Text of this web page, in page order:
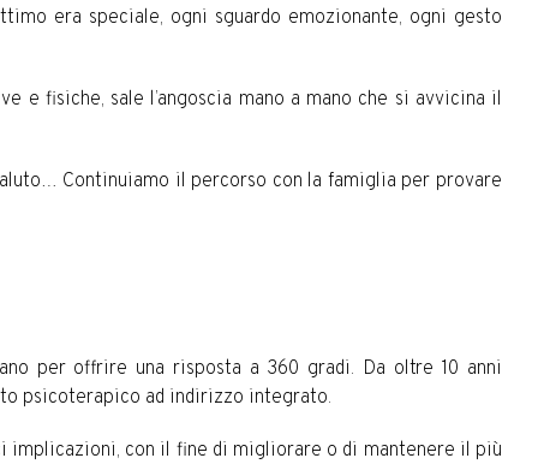
era speciale, ogni sguardo emozionante, ogni gesto
fisiche, sale l’angoscia mano a mano che si avvicina il
Continuiamo il percorso con la famiglia per provare
per offrire una risposta a 360 gradi. Da oltre 10 anni
psicoterapico ad indirizzo integrato.
implicazioni, con il fine di migliorare o di mantenere il più